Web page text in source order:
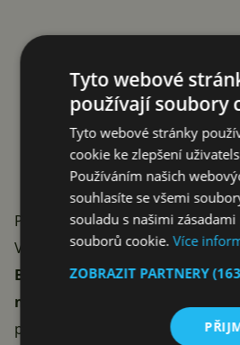
Praktická stránka: výdrž,
Výdrž je u FreeBuds SE 4 jeden z
Bez ANC zvládnou samotná
nabíjecím pouzdrem celých 50
poslechu (údaje výrobce). Se
Tyto webové
používají soubory
Tyto webové stránky
cookie ke zlepšení
Používáním našich
souhlasíte se všemi
souladu s našimi
souborů cookie.Více
ZOBRAZIT PARTNERY